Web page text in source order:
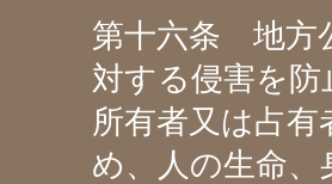
第十六条 地方
対する侵害を
所有者又は占
め、人の生命